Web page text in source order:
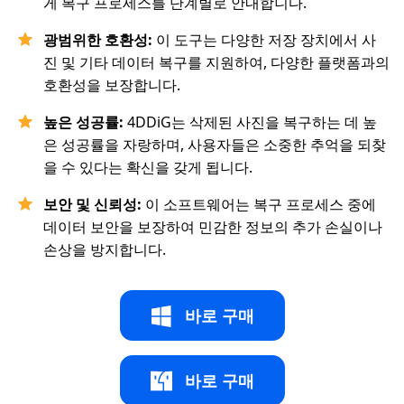
광범위한 호환성: 이 도구는 다양한 저장 장치에서 사
진 및 기타 데이터 복구를 지원하여, 다양한 플랫폼과의
호환성을 보장합니다.
높은 성공률: 4DDiG는 삭제된 사진을 복구하는 데 높
은 성공률을 자랑하며, 사용자들은 소중한 추억을 되찾
을 수 있다는 확신을 갖게 됩니다.
보안 및 신뢰성: 이 소프트웨어는 복구 프로세스 중에
데이터 보안을 보장하여 민감한 정보의 추가 손실이나
손상을 방지합니다.
바로 구매
바로 구매